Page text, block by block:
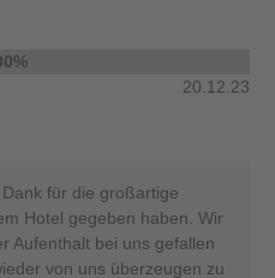
20.12.23
für die großartige
Hotel gegeben haben. Wir
Aufenthalt bei uns gefallen
von uns überzeugen zu